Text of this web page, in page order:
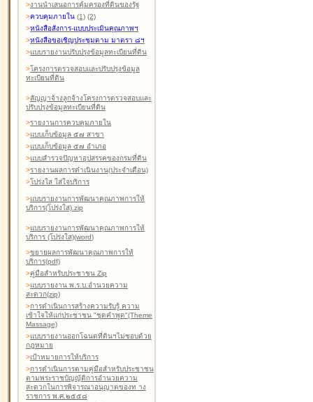
>งานนำเสนอการคุ้มครองที่ดินของรัฐ
>ควบคุมภายใน (1) (2)
>หนังสือสังการ-แบบประเมินคุณภาพฯ
>หนังสือขอเชิญประชุมตาม มาตรา ๘ฯ
>แบบรายงานปรับปรุงข้อมูลทะเบียนที่ดิน
>โครงการตรวจสอบและปรับปรุงข้อมูล
ทะเบียนที่ดิน
>สัญญาจ้างลูกจ้างโครงการตรวจสอบและ
ปรับปรุงข้อมูลทะเบียนที่ดิน
>รายงานการควบคุมภายใน
>แบบเก็บข้อมูล ๕๗ สาขา
>แบบเก็บข้อมูล ๕๗ อำเภอ
>แบบสำรวจปัญหาอุปสรรคของกรมที่ดิน
>รายงานผลการดำเนินงาน(ประจำเดือน)
>โปร่งใส ใส่ใจบริการ
>แบบรายงานการพัฒนาคุณภาพการให้
บริการ(โปร่งใส).zip
>แบบรายงานการพัฒนาคุณภาพการให้
บริการ (โปร่งใส)(word)
>ขยายผลการพัฒนาคุณภาพการให้
บริการ(pdf)
>คู่มือสำหรับประชาชน Zip
>แบบรายงาน พ.ร.บ.อำนวยความ
สะดวก(zip)
>การดำเนินการสร้างความรับรู้ ความ
เข้าใจให้แก่ประชาชน "ชุดคำพูด"(Theme
Massage)
>แบบรายงานออกโฉนดที่ดินฯไม่ชอบด้วย
กฎหมาย
>เป้าหมายการให้บริการ
>การดำเนินการตามคู่มือสำหรับประชาชน
ตามพระราชบัญญัติการอำนวยความ
สะดวกในการพิจารณาอนุญาตของท าง
ราชการ พ.ศ.๒๕๕๘